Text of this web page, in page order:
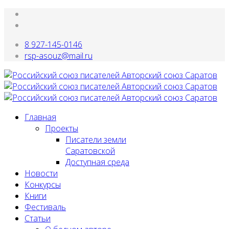
8 927-145-0146
rsp-asouz@mail.ru
Главная
Проекты
Писатели земли
Саратовской
Доступная среда
Новости
Конкурсы
Книги
Фестиваль
Статьи